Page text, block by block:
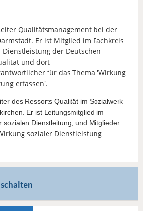
Qualitätsmanagement bei der
Er ist Mitglied im Fachkreis
Dienstleistung der Deutschen
und dort
für das Thema 'Wirkung
erfassen'.
des Ressorts Qualität im Sozialwerk
Er ist Leitungsmitglied im
sozialen Dienstleitung; und Mitglieder
sozialer Dienstleistung